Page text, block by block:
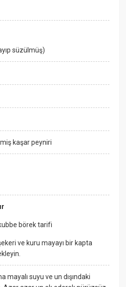
süzülmüş)
kaşar peyniri
börektarifi
ve kuru mayayı bir kapta
mayalı suyu ve un dışındaki